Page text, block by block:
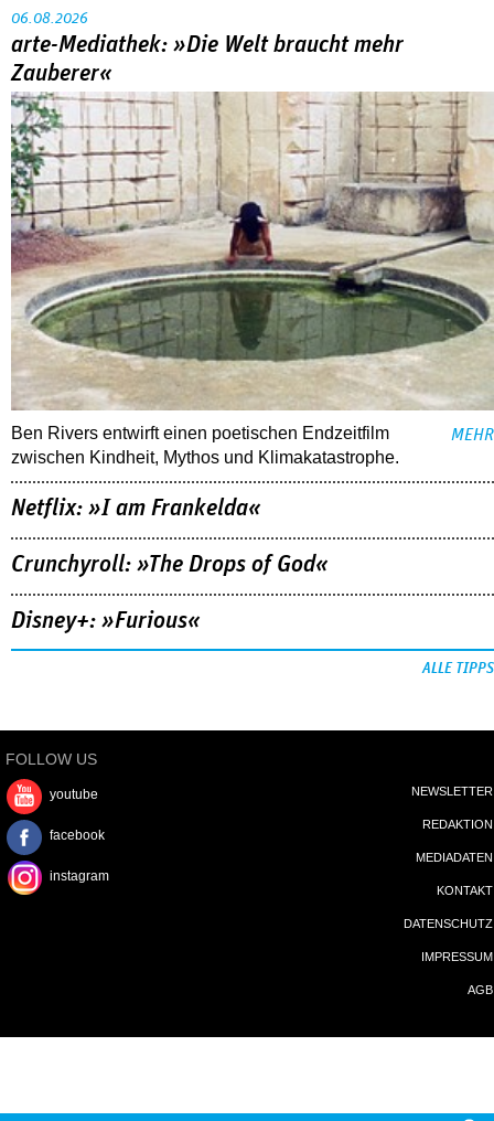
06.08.2026
arte-Mediathek: »Die Welt braucht mehr
Zauberer«
Ben Rivers entwirft einen poetischen Endzeitfilm
zwischen Kindheit, Mythos und Klimakatastrophe.
MEHR
Netflix: »I am Frankelda«
Crunchyroll: »The Drops of God«
Disney+: »Furious«
ALLE TIPPS
FOLLOW US
youtube
facebook
instagram
NEWSLETTER
REDAKTION
MEDIADATEN
KONTAKT
DATENSCHUTZ
IMPRESSUM
AGB